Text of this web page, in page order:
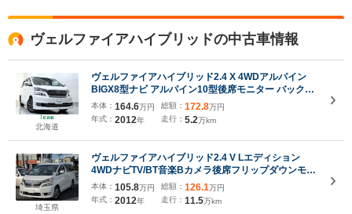
ヴェルファイアハイブリッドの中古車情報
北海道
ヴェルファイアハイブリッド2.4 X 4WDアルパイン
BIGX8型ナビ アルパイン10型後席モニター バックカ
メラ クルーズコントロール クリアランスソナー モデ
リスタエアロ レオニス18インチアルミホイール ベー
ジュファブリックシート 両側パワースライドドア
本体： 164.6万円
年式： 2012年
総額： 172.8万円
走行： 5.2万km
埼玉県
ヴェルファイアハイブリッド2.4 V Lエディション
4WDナビTV/BT音楽Bカメラ後席フリップダウンモニ
ター/両側パワースライドドア/パワーバックドア/ヒー
ター付き本革シート/オットマン/Wサンルーフ/クルー
ズコントロール/スマートキー/記録簿付き/
本体： 105.8万円
年式： 2012年
総額： 126.1万円
走行： 11.5万km